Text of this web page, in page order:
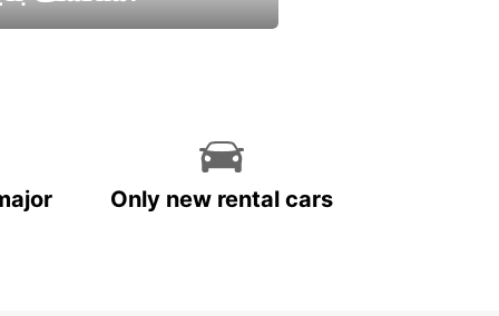
Only new rental cars